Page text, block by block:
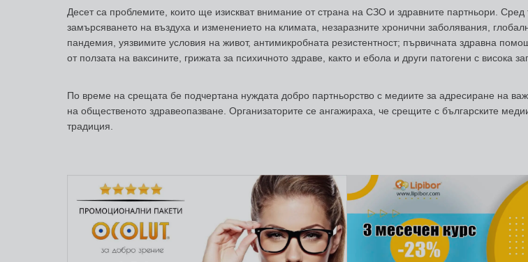
Десет са проблемите, които ще изискват внимание от страна на СЗО и здравните партньори. Сред
замърсяването на въздуха и изменението на климата, незаразните хронични заболявания,
пандемия, уязвимите условия на живот, антимикробната резистентност; първичната здравна
от ползата на ваксините, грижата за психичното здраве, както и ебола и други патогени с висока
По време на срещата бе подчертана нуждата добро партньорство с медиите за адресиране на
на общественото здравеопазване. Организаторите се ангажираха, че срещите с българските
традиция.